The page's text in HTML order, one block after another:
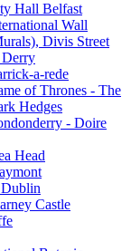
Hall Belfast
Wall
Divis Street
a-rede
of Thrones - The
Hedges
- Doire
Head
Castle